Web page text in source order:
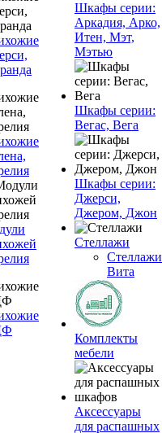
Шкафы серии:
Аркадия, Арко,
Итен, Мэт,
Мэтью
Шкафы серии:
Вегас, Вега
Шкафы серии:
Джерси,
Джером, Джон
Стеллажи
Стеллажи
Вита
Комплекты
мебели
Аксессуары
для распашных